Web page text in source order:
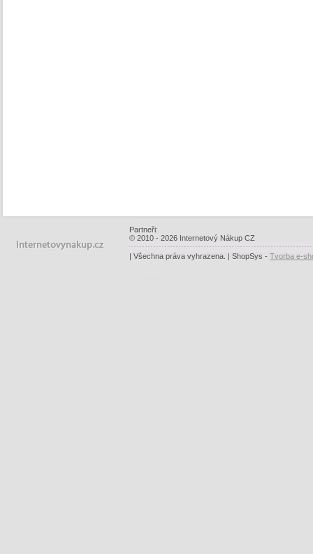
Partneři:
© 2010 - 2026 Internetový Nákup CZ
| Všechna práva vyhrazena. | ShopSys - Tvorba e-